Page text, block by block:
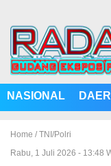
NASIONAL
Home / TNI/Polri
Rabu, 1 Juli 2026 - 13:48